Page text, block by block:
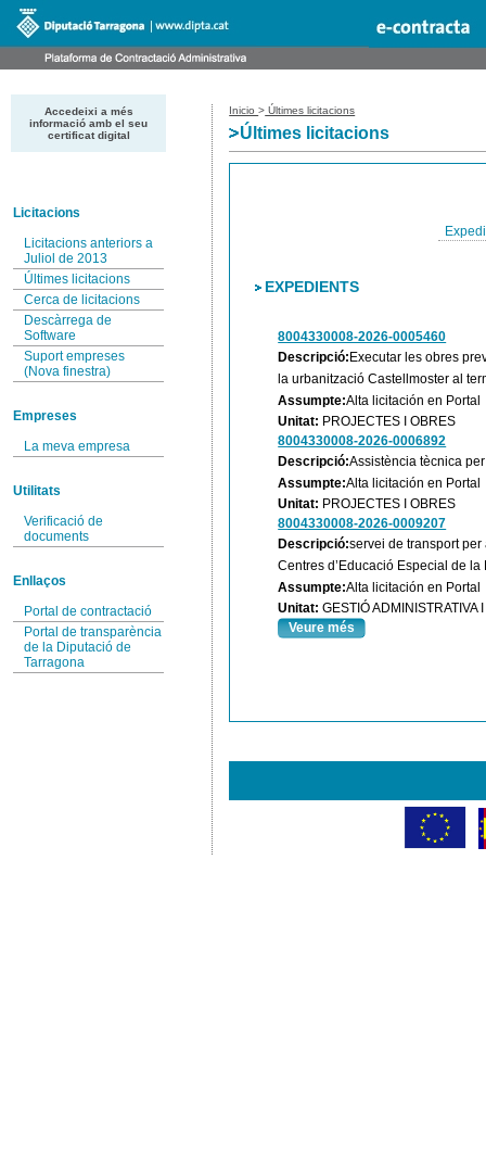
Accedeixi a més
informació amb el seu
certificat digital
Licitacions
Licitacions anteriors a
Juliol de 2013
Últimes licitacions
Cerca de licitacions
Descàrrega de
Software
Suport empreses
(Nova finestra)
Empreses
La meva empresa
Utilitats
Verificació de
documents
Enllaços
Portal de contractació
Portal de transparència
de la Diputació de
Tarragona
Inicio> Últimes licitacions
Últimes licitacions
EXPEDIENTS
8004330008-2026-0005460
Descripció:Executar les obres
la urbanització Castellmoster al
Assumpte:Alta licitación en Portal
Unitat: PROJECTES I OBRES
8004330008-2026-0006892
Descripció:Assistència tècnica
Assumpte:Alta licitación en Portal
Unitat: PROJECTES I OBRES
8004330008-2026-0009207
Descripció:servei de transport
Centres d’Educació Especial de
Assumpte:Alta licitación en Portal
Unitat:GESTIÓ ADMINISTRATIVA
Veure més